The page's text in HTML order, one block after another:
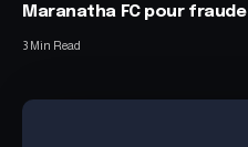
Maranatha FC pour fraude
3 Min Read